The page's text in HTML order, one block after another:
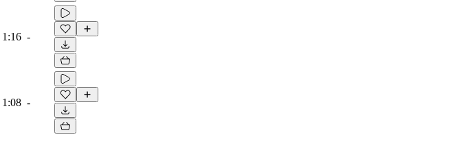
1:16 -
1:08 -